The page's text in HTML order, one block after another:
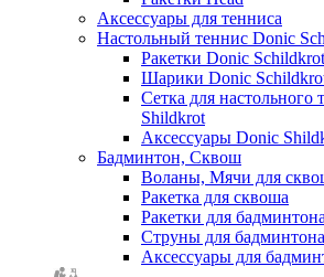
Аксессуары для тенниса
Настольный теннис Donic
Ракетки Donic Schildkrot
Шарики Donic
Сетка для настольного
Shildkrot
Аксессуары Donic
Бадминтон, Сквош
Воланы, Мячи для
Ракетка для сквоша
Ракетки для бадминтона
Струны для бадминтона
Аксессуары для